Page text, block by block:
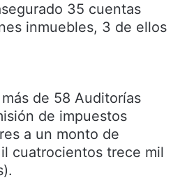
35 cuentas
inmuebles, 3 de ellos
de 58 Auditorías
de impuestos
a un monto de
cuatrocientos trece mil